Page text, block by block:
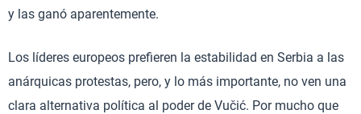
y las ganó aparentemente.
Los líderes europeos prefieren la estabilidad en Serbia a las
anárquicas protestas, pero, y lo más importante, no ven una
clara alternativa política al poder de Vučić. Por mucho que